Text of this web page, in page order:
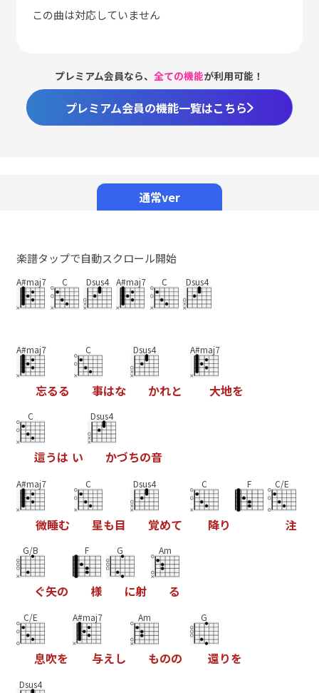
この曲は対応していません
プレミアム会員なら、全ての機能が利用可能！
プレミアム会員の機能一覧はこちら
通常ver
楽譜タップで自動スクロール開始
A#maj7 C Dsus4 A#maj7 C Dsus4
A#maj7
忘るる
C
事はな
Dsus4
かれと
A#maj7
大地を
C
這うは い
Dsus4
かづちの音
A#maj7
微睡む
C
星も目
Dsus4
覚めて
C
降り
F C/E
注
G/B
ぐ矢の
F
様
G
に射
Am
る
C/E
息吹を
A#maj7
与えし
Am
ものの
G
還りを
Dsus4